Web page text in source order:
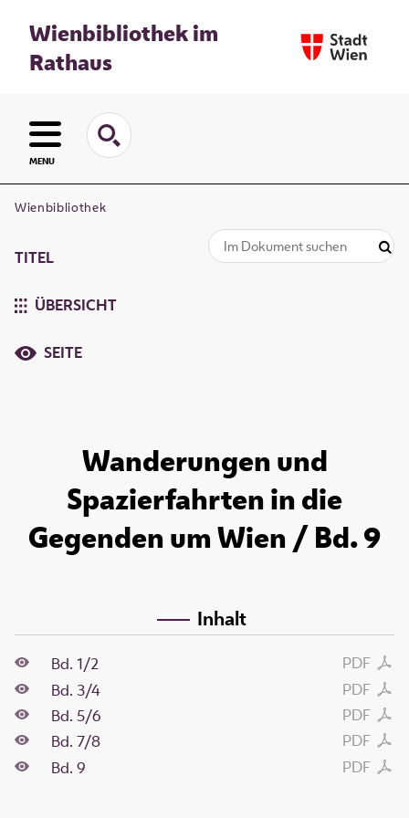
Wienbibliothek im
Rathaus
MENU
Wienbibliothek
TITEL
ÜBERSICHT
SEITE
Wanderungen und
Spazierfahrten in die
Gegenden um Wien / Bd. 9
Inhalt
PDF
Bd. 1/2
PDF
Bd. 3/4
PDF
Bd. 5/6
PDF
Bd. 7/8
PDF
Bd. 9